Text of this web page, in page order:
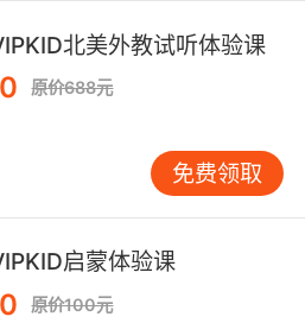
怕的地方
here at this lakefront
可怕的一幕
脱毛了
北美外教试听体验课
原价688元
免费领取
启蒙体验课
原价100元